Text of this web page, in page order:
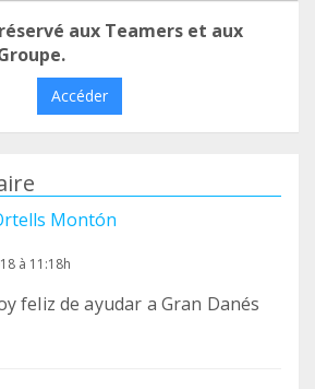
aux Teamers et aux
Accéder
Montón
à 11:18h
feliz de ayudar a Gran Danés